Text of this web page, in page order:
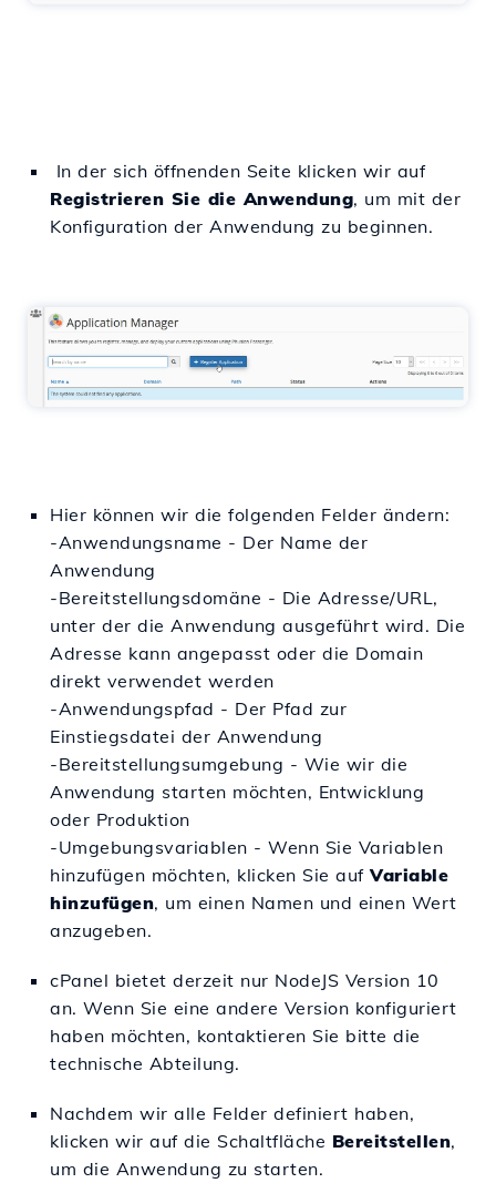
In der sich öffnenden Seite klicken wir auf
Registrieren Sie die Anwendung, um mit der
Konfiguration der Anwendung zu beginnen.
Hier können wir die folgenden Felder ändern:
-Anwendungsname - Der Name der
Anwendung
-Bereitstellungsdomäne - Die Adresse/URL,
unter der die Anwendung ausgeführt wird. Die
Adresse kann angepasst oder die Domain
direkt verwendet werden
-Anwendungspfad - Der Pfad zur
Einstiegsdatei der Anwendung
-Bereitstellungsumgebung - Wie wir die
Anwendung starten möchten, Entwicklung
oder Produktion
-Umgebungsvariablen - Wenn Sie Variablen
hinzufügen möchten, klicken Sie aufVariable
hinzufügen, um einen Namen und einen Wert
anzugeben.
cPanel bietet derzeit nur NodeJS Version 10
an. Wenn Sie eine andere Version konfiguriert
haben möchten, kontaktieren Sie bitte die
technische Abteilung.
Nachdem wir alle Felder definiert haben,
klicken wir auf die Schaltfläche Bereitstellen,
um die Anwendung zu starten.